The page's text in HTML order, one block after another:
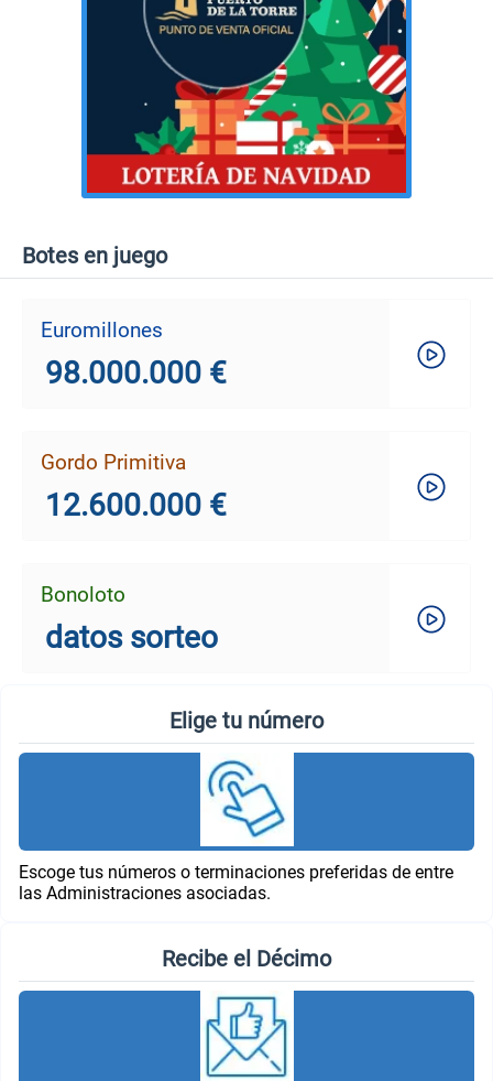
Botes en juego
Euromillones
98.000.000 €
Gordo Primitiva
12.600.000 €
Bonoloto
datos sorteo
Elige tu número
Escoge tus números o terminaciones preferidas de entre
las Administraciones asociadas.
Recibe el Décimo